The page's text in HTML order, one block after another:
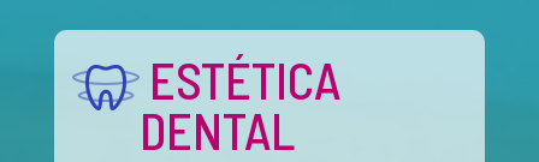
ESTÉTICA
DENTAL